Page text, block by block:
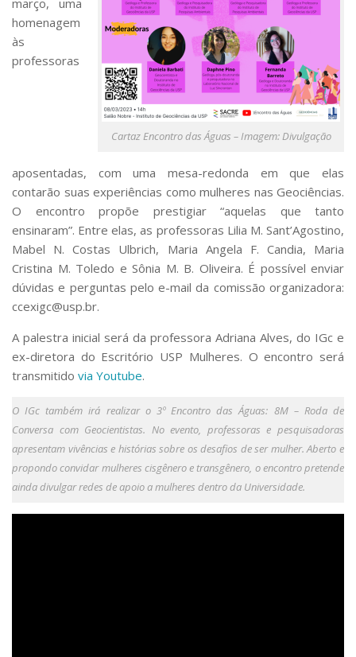
Cartaz Encontro das Águas – Imagem: Divulgação
março, uma
homenagem
às
professoras
aposentadas, com uma mesa-redonda em que elas
contarão suas experiências como mulheres nas Geociências.
O encontro propõe prestigiar “aquelas que tanto
ensinaram”. Entre elas, as professoras Lilia M. Sant’Agostino,
Mabel N. Costas Ulbrich, Maria Angela F. Candia, Maria
Cristina M. Toledo e Sônia M. B. Oliveira. É possível enviar
dúvidas e perguntas pelo e-mail da comissão organizadora:
ccexigc@usp.br.
A palestra inicial será da professora Adriana Alves, do IGc e
ex-diretora do Escritório USP Mulheres. O encontro será
transmitido via Youtube.
O IGc também irá realizar o 3º Encontro das Águas: 8M – Roda de
Conversa com Geocientistas. No evento, professoras e pesquisadoras
apresentam vivências e histórias sobre os desafios de ser mulher. Aberto e
propondo convidar mulheres cisgênero e transgênero, o encontro pretende
ainda divulgar redes de apoio a mulheres dentro da Universidade.